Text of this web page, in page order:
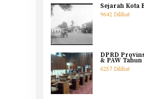
Sejarah Kota
9642 Dilihat
DPRD
& PAW Tahun
6257 Dilihat